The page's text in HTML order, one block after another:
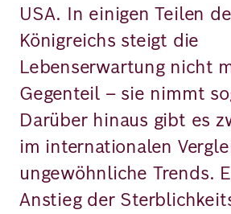
USA. In einigen Teilen
Königreichs steigt die
Lebenserwartung nicht
Gegenteil – sie nimmt
Darüber hinaus gibt es
im internationalen
ungewöhnliche Trends.
Anstieg der